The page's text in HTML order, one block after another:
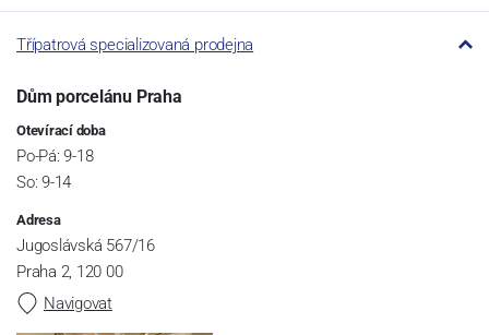
Třípatrová specializovaná prodejna
Dům porcelánu Praha
Otevírací doba
Po-Pá: 9-18
So: 9-14
Adresa
Jugoslávská 567/16
Praha 2, 120 00
Navigovat